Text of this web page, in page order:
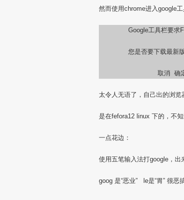
然而使用chrome进入google
Google工具栏要求
您是否要下载最新
取消 确
太令人无语了，自己出的浏览
是在fefora12 linux 下的，不
一点花边：
使用五笔输入法打google，出
goog 是“恶业” le是“胃” 很恶